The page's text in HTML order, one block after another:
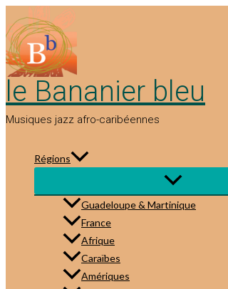
au
contenu
le Bananier bleu
Musiques jazz afro-caribéennes
Régions
Guadeloupe & Martinique
France
Afrique
Caraïbes
Amériques